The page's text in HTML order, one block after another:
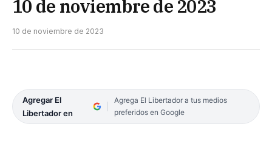
10 de noviembre de 2023
10 de noviembre de 2023
Agregar El
Libertador en
Agrega El Libertador a tus medios
preferidos en Google